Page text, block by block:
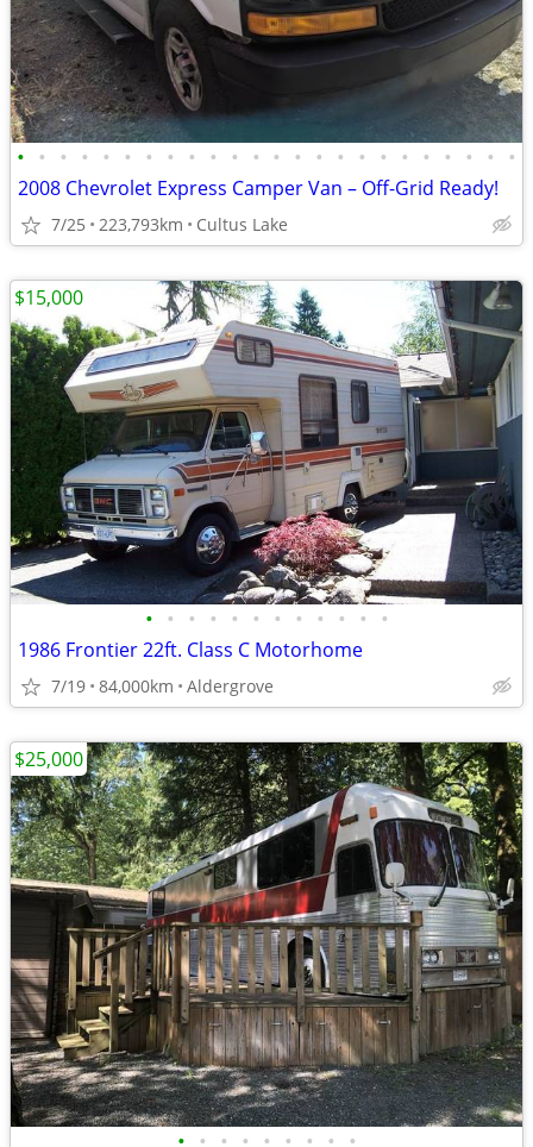
• • • • • • • • • • • • • • • • • • • • • • • •
2008 Chevrolet Express Camper Van – Off-Grid Ready!
7/25 223,793km Cultus Lake
• • • • • • • • • • • •
1986 Frontier 22ft. Class C Motorhome
7/19 84,000km Aldergrove
$15,000
• • • • • • • • •
$25,000